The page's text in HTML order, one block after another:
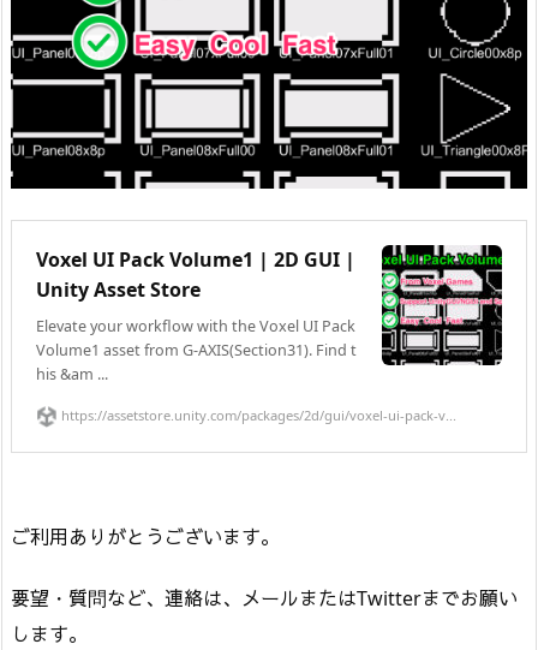
Voxel UI Pack Volume1 | 2D GUI |
Unity Asset Store
Elevate your workflow with the Voxel UI Pack
Volume1 asset from G-AXIS(Section31). Find t
his &am ...
https://assetstore.unity.com/packages/2d/gui/voxel-ui-pack-v...
ご利用ありがとうございます。
要望・質問など、連絡は、メールまたはTwitterまでお願い
します。